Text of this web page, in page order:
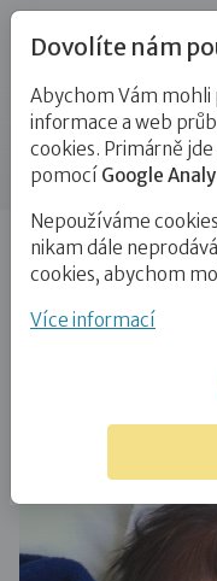
Blog
Příspěvek
Úvod Blog PPPD
4): První neklidná noc
Deník
28. 9. 2017 PPPD
Dovolíte nám
Abychom Vám mohli
informace a web
cookies. Primárně
pomocí Google
Nepoužíváme
nikam dále
cookies, abychom
Více informací